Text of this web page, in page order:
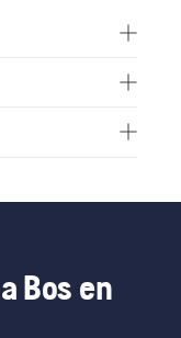
Bos en